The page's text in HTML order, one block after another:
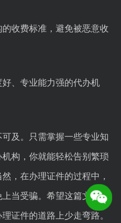
收费标准，避免被恶意收
、专业能力强的代办机
可及。只需掌握一些专业知
构，你就能轻松告别繁琐
，在办理证件的过程中，
当受骗。希望这篇文章能
证件的道路上少走弯路。